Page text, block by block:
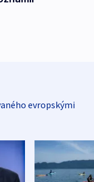
evropskými